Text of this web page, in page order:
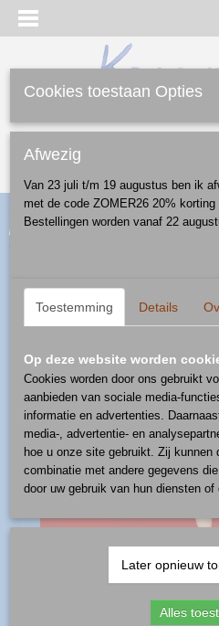
Home >Webshop>Feestdagen>
patroon kers
Cookies toestaan Opties
Afwezig
Van 23 juli t/m 19 augustus ben ik
met de code ZOMER26 20%
Bestellingen worden vanaf 22
Toestemming Details
Op deze website worden
Cookies worden door ons gebruikt
aanbieden van sociale media-
informatie en advertenties.
media-, advertentie- en
hoe u onze site gebruikt. Zij kunnen
combinatie met andere gegevens
door uw gebruik van hun diensten
Later opnieuw
Alles